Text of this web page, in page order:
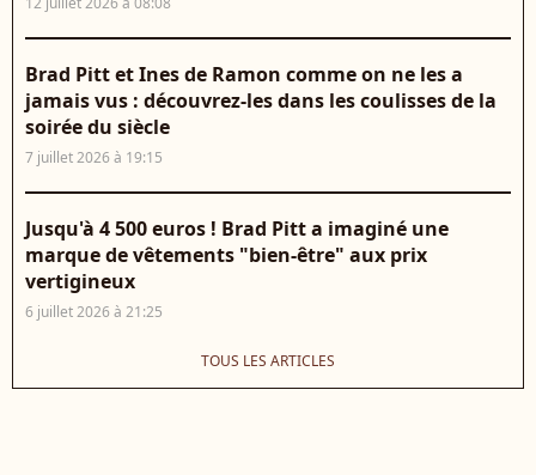
Brad Pitt et Ines de Ramon comme on ne les a
jamais vus : découvrez-les dans les coulisses de la
soirée du siècle
7 juillet 2026 à 19:15
Jusqu'à 4 500 euros ! Brad Pitt a imaginé une
marque de vêtements "bien-être" aux prix
vertigineux
6 juillet 2026 à 21:25
TOUS LES ARTICLES